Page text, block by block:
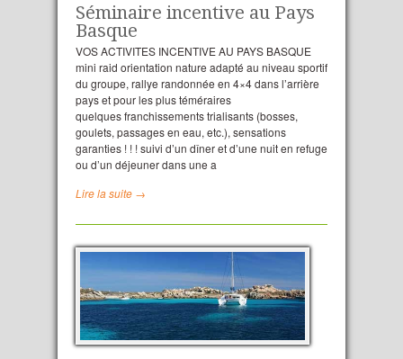
Séminaire incentive au Pays
Basque
VOS ACTIVITES INCENTIVE AU PAYS BASQUE
mini raid orientation nature adapté au niveau sportif
du groupe, rallye randonnée en 4×4 dans l’arrière
pays et pour les plus téméraires
quelques franchissements trialisants (bosses,
goulets, passages en eau, etc.), sensations
garanties ! ! ! suivi d’un dîner et d’une nuit en refuge
ou d’un déjeuner dans une a
Lire la suite →